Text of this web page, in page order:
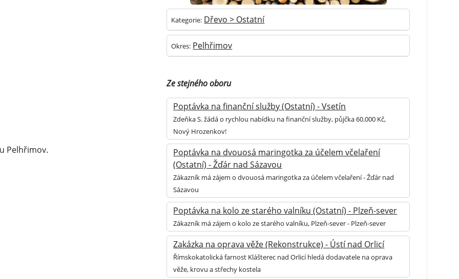
Pelhřimov.
Kategorie: Dřevo > Ostatní
Okres: Pelhřimov
Ze stejného oboru
Poptávka na finanční služby (Ostatní) - Vsetín
Zdeňka S. žádá o rychlou nabídku na finanční služby, půjčka 60.000 Kč,
Nový Hrozenkov!
Poptávka na dvouosá maringotka za účelem včelaření
(Ostatní) - Žďár nad Sázavou
Zákazník má zájem o dvouosá maringotka za účelem včelaření - Žďár nad
Sázavou
Poptávka na kolo ze starého valníku (Ostatní) - Plzeň-sever
Zákazník má zájem o kolo ze starého valníku, Plzeň-sever - Plzeň-sever
Zakázka na oprava věže (Rekonstrukce) - Ústí nad Orlicí
Římskokatolická farnost Klášterec nad Orlicí hledá dodavatele na oprava
věže, krovu a střechy kostela